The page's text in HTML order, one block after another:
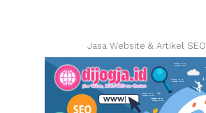
Jasa Website & Artikel SEO